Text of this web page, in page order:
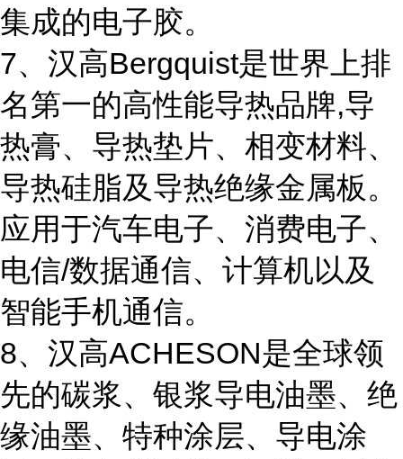
集成的电子胶。
7、汉高Bergquist是世界上排
名第一的高性能导热品牌,导
热膏、导热垫片、相变材料、
导热硅脂及导热绝缘金属板。
应用于汽车电子、消费电子、
电信/数据通信、计算机以及
智能手机通信。
8、汉高ACHESON是全球领
先的碳浆、银浆导电油墨、绝
缘油墨、特种涂层、导电涂